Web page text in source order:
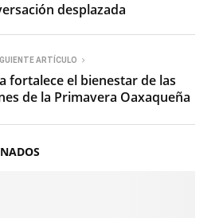
desplazada
ARTÍCULO
fortalece el bienestar de las
de la Primavera Oaxaqueña